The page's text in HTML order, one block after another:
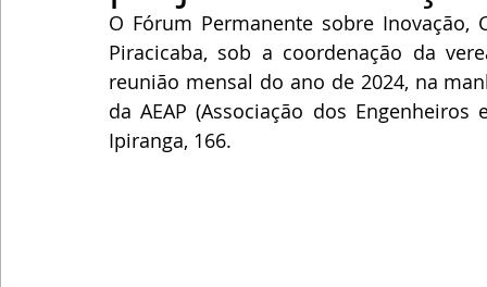
O Fórum Permanente sobre Inovação,
Piracicaba, sob a coordenação da
reunião mensal do ano de 2024, na
da AEAP (Associação dos
Ipiranga, 166.